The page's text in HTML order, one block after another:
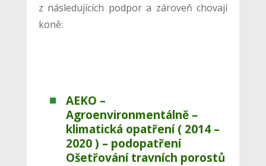
z následujících podpor a zároveň chovají
koně:
AEKO –
Agroenvironmentálně –
klimatická opatření ( 2014 –
2020 ) – podopatření
Ošetřování travních porostů